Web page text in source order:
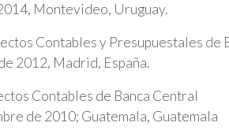
Montevideo, Uruguay.
Contables y Presupuestales de
2012, Madrid, España.
Contables de Banca Central
de 2010; Guatemala, Guatemala